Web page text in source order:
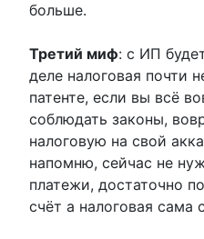
больше.
Третий миф: с ИП
деле налоговая почти
патенте, если вы всё
соблюдать законы,
налоговую на свой
напомню, сейчас не
платежи, достаточно
счёт а налоговая сама